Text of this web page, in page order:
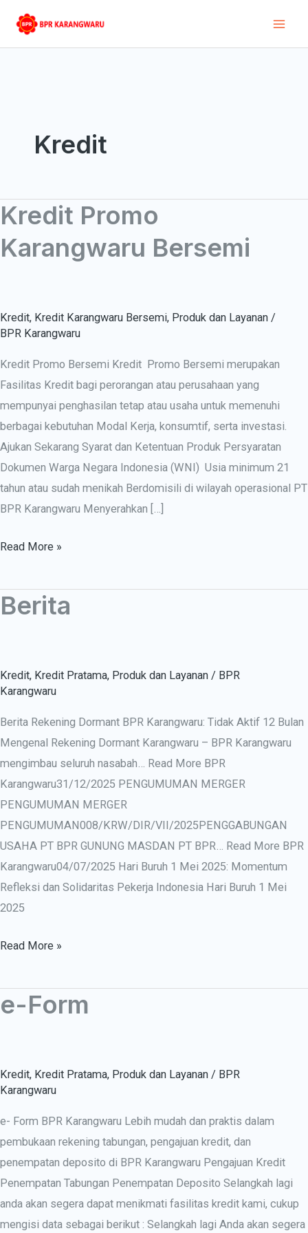
content
Kredit
Kredit Promo
Karangwaru Bersemi
Kredit, Kredit Karangwaru Bersemi, Produk dan Layanan /
BPR Karangwaru
Kredit Promo Bersemi Kredit Promo Bersemi merupakan
Fasilitas Kredit bagi perorangan atau perusahaan yang
mempunyai penghasilan tetap atau usaha untuk memenuhi
berbagai kebutuhan Modal Kerja, konsumtif, serta investasi.
Ajukan Sekarang Syarat dan Ketentuan Produk Persyaratan
Dokumen Warga Negara Indonesia (WNI) Usia minimum 21
tahun atau sudah menikah Berdomisili di wilayah operasional PT
BPR Karangwaru Menyerahkan […]
Kredit
Karangwaru
Read More »
Berita
Kredit, Kredit Pratama, Produk dan Layanan / BPR
Karangwaru
Berita Rekening Dormant BPR Karangwaru: Tidak Aktif 12 Bulan
Mengenal Rekening Dormant Karangwaru – BPR Karangwaru
mengimbau seluruh nasabah… Read More BPR
Karangwaru31/12/2025 PENGUMUMAN MERGER
PENGUMUMAN MERGER
PENGUMUMAN008/KRW/DIR/VII/2025PENGGABUNGAN
USAHA PT BPR GUNUNG MASDAN PT BPR… Read More BPR
Karangwaru04/07/2025 Hari Buruh 1 Mei 2025: Momentum
Refleksi dan Solidaritas Pekerja Indonesia Hari Buruh 1 Mei
2025
Berita
Read More »
e-Form
Kredit, Kredit Pratama, Produk dan Layanan / BPR
Karangwaru
e- Form BPR Karangwaru Lebih mudah dan praktis dalam
pembukaan rekening tabungan, pengajuan kredit, dan
penempatan deposito di BPR Karangwaru Pengajuan Kredit
Penempatan Tabungan Penempatan Deposito Selangkah lagi
anda akan segera dapat menikmati fasilitas kredit kami, cukup
mengisi data sebagai berikut : Selangkah lagi Anda akan segera
e-